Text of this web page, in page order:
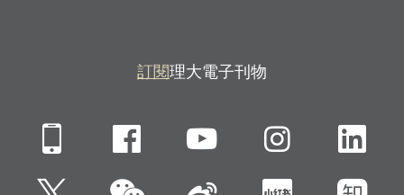
訂閱理大電子刊物
Mobile FacebookYouTube